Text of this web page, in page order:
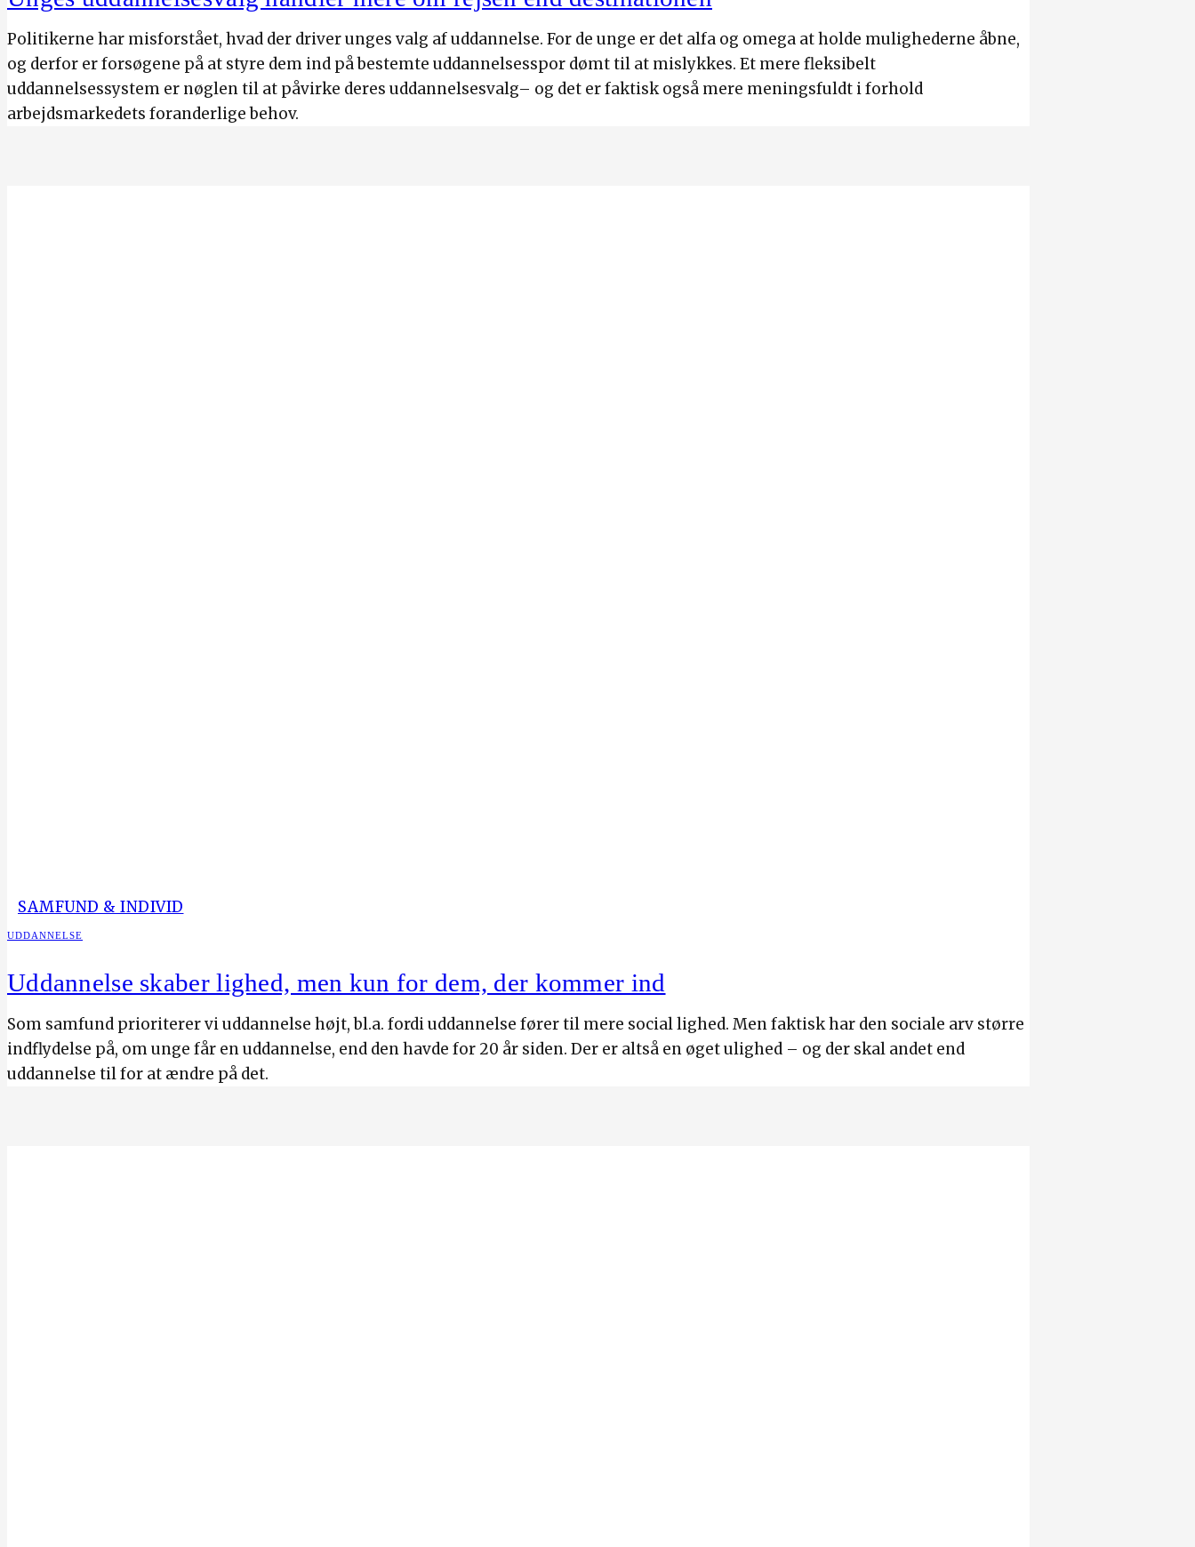
Politikerne har misforstået, hvad der driver unges valg af uddannelse. For de unge er det alfa og omega at holde mulighederne åbne,
og derfor er forsøgene på at styre dem ind på bestemte uddannelsesspor dømt til at mislykkes. Et mere fleksibelt
uddannelsessystem er nøglen til at påvirke deres uddannelsesvalg– og det er faktisk også mere meningsfuldt i forhold
arbejdsmarkedets foranderlige behov.
SAMFUND & INDIVID
UDDANNELSE
Uddannelse skaber lighed, men kun for dem, der kommer ind
Som samfund prioriterer vi uddannelse højt, bl.a. fordi uddannelse fører til mere social lighed. Men faktisk har den sociale arv større
indflydelse på, om unge får en uddannelse, end den havde for 20 år siden. Der er altså en øget ulighed – og der skal andet end
uddannelse til for at ændre på det.